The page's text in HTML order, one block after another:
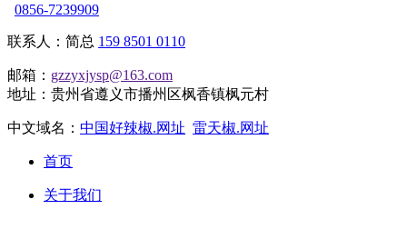
0856-7239909
联系人：简总 159 8501 0110
邮箱： gzzyxjysp@163.com
地址：贵州省遵义市播州区枫香镇枫元村
中文域名： 中国好辣椒.网址 雷天椒.网址
首页
关于我们